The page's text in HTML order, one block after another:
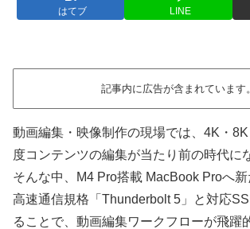
はてブ LINE
記事内に広告が含まれています。
動画編集・映像制作の現場では、4K・
度コンテンツの編集が当たり前の時代に
そんな中、M4 Pro搭載 MacBook Proへ
高速通信規格「Thunderbolt 5」と対応
ることで、動画編集ワークフローが飛躍